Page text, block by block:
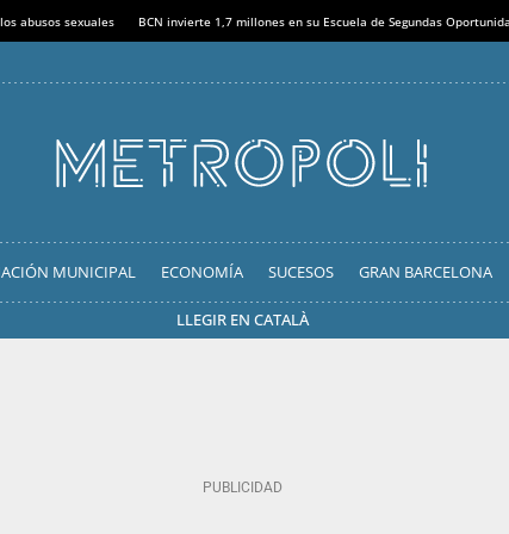
abusos sexuales BCN invierte 1,7 millones en su Escuela de Segundas
MUNICIPAL ECONOMÍA SUCESOS GRAN BARCELONA
LLEGIR EN CATALÀ